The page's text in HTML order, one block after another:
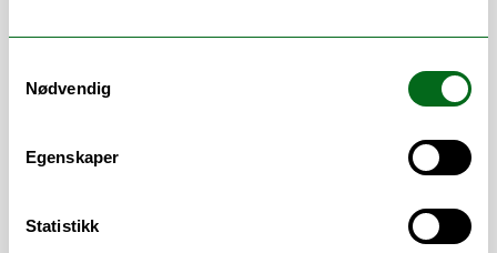
Nødvendig
Egenskaper
Statistikk
Arrangere og undervise på kurs i
Gi råd til enheter, ledere og ansatte i
forbedringsarbeid
https://uit.no/om/forbedringsteamet